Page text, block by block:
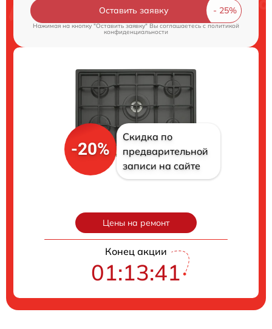
Оставить заявку
Нажимая на кнопку "Оставить заявку" Вы соглашаетесь cполитикой
конфиденциальности
-20%
Скидка по
предварительной
записи на сайте
Цены на ремонт
Конец акции
01:13:40